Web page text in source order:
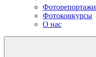
Фоторепортажи
Фотоконкурсы
О нас